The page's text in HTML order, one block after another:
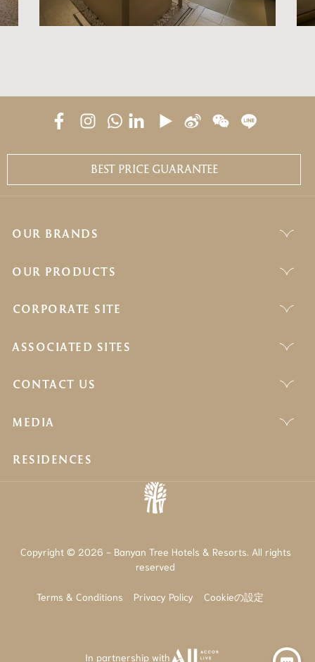
BEST PRICE GUARANTEE
OUR BRANDS
OUR PRODUCTS
CORPORATE SITE
ASSOCIATED SITES
CONTACT US
MEDIA
RESIDENCES
Copyright © 2026 - Banyan Tree Hotels & Resorts. All rights
reserved
Terms & Conditions Privacy Policy Cookieの設定
In partnership with